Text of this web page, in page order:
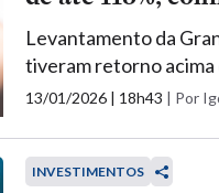
Levantamento da
tiveram retorno acima
13/01/2026 | 18h43 | Por
INVESTIMENTOS